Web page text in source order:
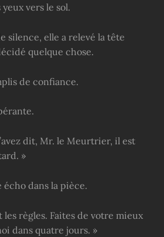
yeux vers le sol.
silence, elle a relevé la tête
quelque chose.
de confiance.
dit, Mr. le Meurtrier, il est
»
écho dans la pièce.
les règles. Faites de votre mieux
dans quatre jours. »